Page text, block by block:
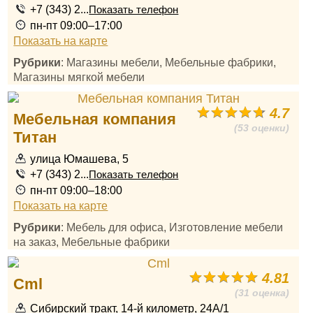
+7 (343) 2...Показать телефон
пн-пт 09:00–17:00
Показать на карте
Рубрики: Магазины мебели, Мебельные фабрики,
Магазины мягкой мебели
4.7
(53 оценки)
Мебельная компания
Титан
улица Юмашева, 5
+7 (343) 2...Показать телефон
пн-пт 09:00–18:00
Показать на карте
Рубрики: Мебель для офиса, Изготовление мебели
на заказ, Мебельные фабрики
4.81
(31 оценка)
Cml
Сибирский тракт, 14-й километр, 24А/1